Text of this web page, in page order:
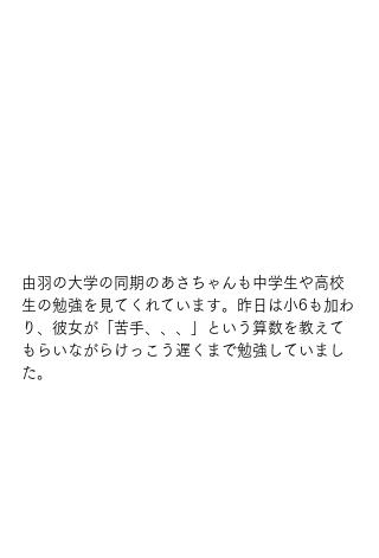
由羽の大学の同期のあさちゃんも中学生や高校
生の勉強を見てくれています。昨日は小6も加わ
り、彼女が「苦手、、、」という算数を教えて
もらいながらけっこう遅くまで勉強していまし
た。